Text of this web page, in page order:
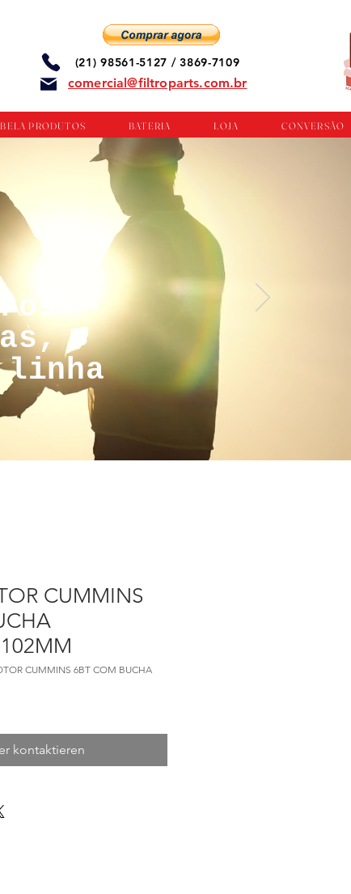
(21) 98561-5127 / 3869-7109
comercial@filtroparts.com.br
PRODUTOS BATERIA LOJA CONVERSÃO
linha
CUMMINS
CUMMINS 6BT COM BUCHA
kontaktieren